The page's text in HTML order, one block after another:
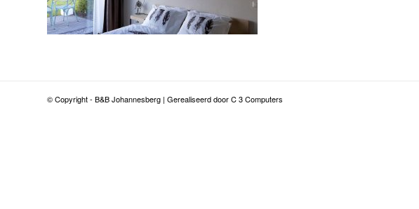
© Copyright - B&B Johannesberg | Gerealiseerd door C 3 Computers